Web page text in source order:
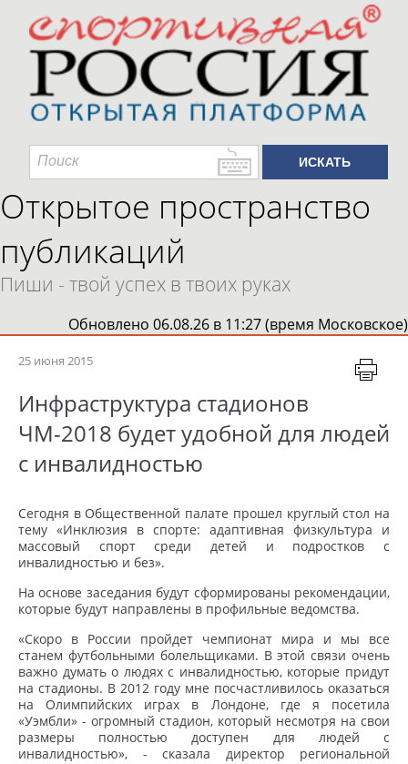
Открытое пространство
публикаций
Пиши - твой успех в твоих руках
Обновлено 06.08.26 в 11:27 (время Московское)
25 июня 2015
Инфраструктура стадионов
ЧМ-2018 будет удобной для людей
с инвалидностью
Сегодня в Общественной палате прошел круглый стол на
тему «Инклюзия в спорте: адаптивная физкультура и
массовый спорт среди детей и подростков с
инвалидностью и без».
На основе заседания будут сформированы рекомендации,
которые будут направлены в профильные ведомства.
«Скоро в России пройдет чемпионат мира и мы все
станем футбольными болельщиками. В этой связи очень
важно думать о людях с инвалидностью, которые придут
на стадионы. В 2012 году мне посчастливилось оказаться
на Олимпийских играх в Лондоне, где я посетила
«Уэмбли» - огромный стадион, который несмотря на свои
размеры полностью доступен для людей с
инвалидностью», - сказала директор региональной